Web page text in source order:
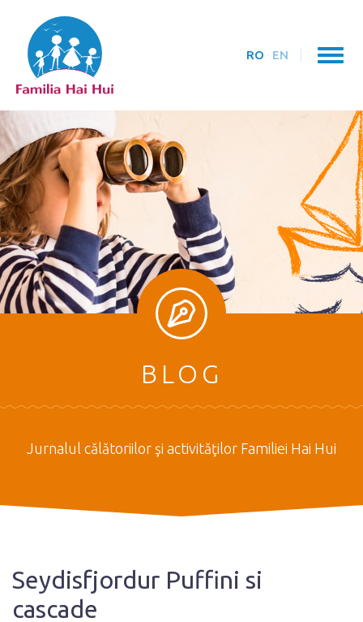
RO EN
BLOG
Jurnalul călătoriilor şi activităţilor Familiei Hai Hui
Seydisfjordur Puffini si
cascade